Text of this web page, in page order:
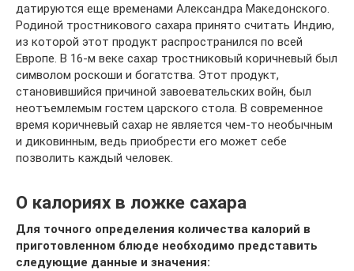
датируются еще временами Александра Македонского.
Родиной тростникового сахара принято считать Индию,
из которой этот продукт распространился по всей
Европе. В 16-м веке сахар тростниковый коричневый был
символом роскоши и богатства. Этот продукт,
становившийся причиной завоевательских войн, был
неотъемлемым гостем царского стола. В современное
время коричневый сахар не является чем-то необычным
и диковинным, ведь приобрести его может себе
позволить каждый человек.
О калориях в ложке сахара
Для точного определения количества калорий в
приготовленном блюде необходимо представить
следующие данные и значения: